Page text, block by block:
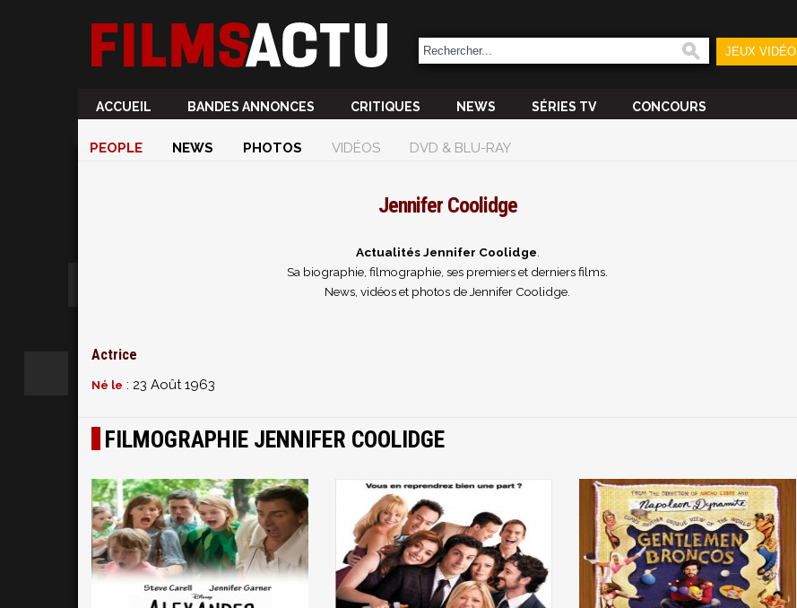
JEUX VIDÉO
ACCUEIL BANDES ANNONCES CRITIQUES NEWS SÉRIES TV CONCOURS
PEOPLE NEWS PHOTOS VIDÉOS DVD & BLU-RAY
Jennifer Coolidge
Actualités Jennifer Coolidge
Sa biographie, filmographie, ses premiers et derniers films.
News, vidéos et photos de Jennifer Coolidge.
Actrice
Né le : 23 Août 1963
FILMOGRAPHIE JENNIFER COOLIDGE